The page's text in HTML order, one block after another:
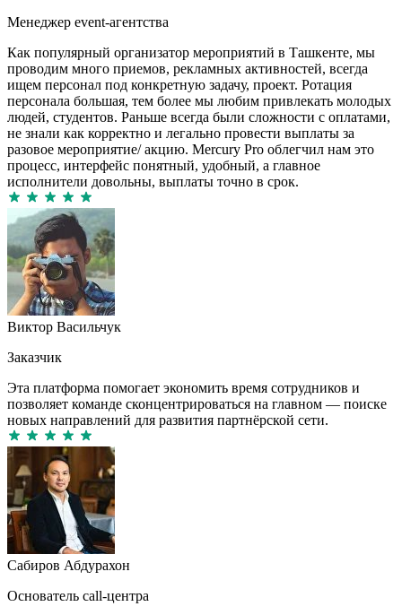
Менеджер event-агентства
Как популярный организатор мероприятий в Ташкенте, мы
проводим много приемов, рекламных активностей, всегда
ищем персонал под конкретную задачу, проект. Ротация
персонала большая, тем более мы любим привлекать молодых
людей, студентов. Раньше всегда были сложности с оплатами,
не знали как корректно и легально провести выплаты за
разовое мероприятие/ акцию. Mercury Pro облегчил нам это
процесс, интерфейс понятный, удобный, а главное
исполнители довольны, выплаты точно в срок.
Виктор Васильчук
Заказчик
Эта платформа помогает экономить время сотрудников и
позволяет команде сконцентрироваться на главном — поиске
новых направлений для развития партнёрской сети.
Сабиров Абдурахон
Основатель call-центра